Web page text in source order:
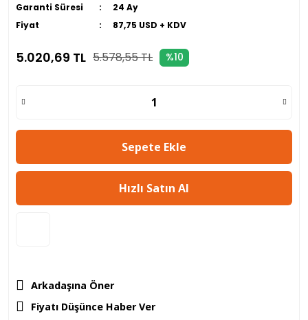
Garanti Süresi
24 Ay
Fiyat
87,75 USD + KDV
5.020,69 TL 5.578,55 TL %10
Sepete Ekle
Hızlı Satın Al
Arkadaşına Öner
Fiyatı Düşünce Haber Ver